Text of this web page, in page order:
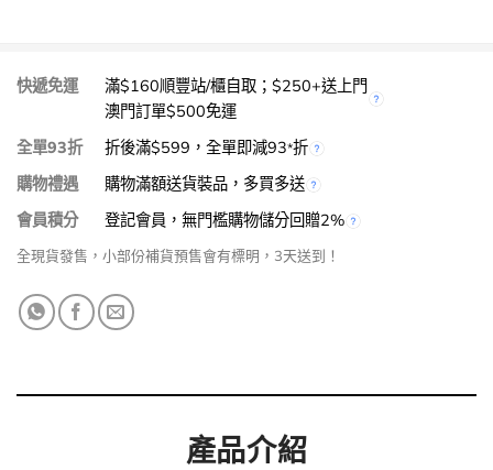
快遞免運
滿$160順豐站/櫃自取；$250+送上門
澳門訂單$500免運
全單93折
折後滿$599，全單即減93*折
購物禮遇
購物滿額送貨裝品，多買多送
會員積分
登記會員，無門檻購物儲分回贈2%
全現貨發售，小部份補貨預售會有標明，3天送到！
產品介紹